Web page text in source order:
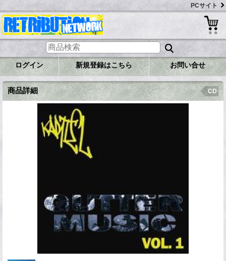
PCサイト
ログイン 新規登録はこちら お問い合せ
商品詳細 CD